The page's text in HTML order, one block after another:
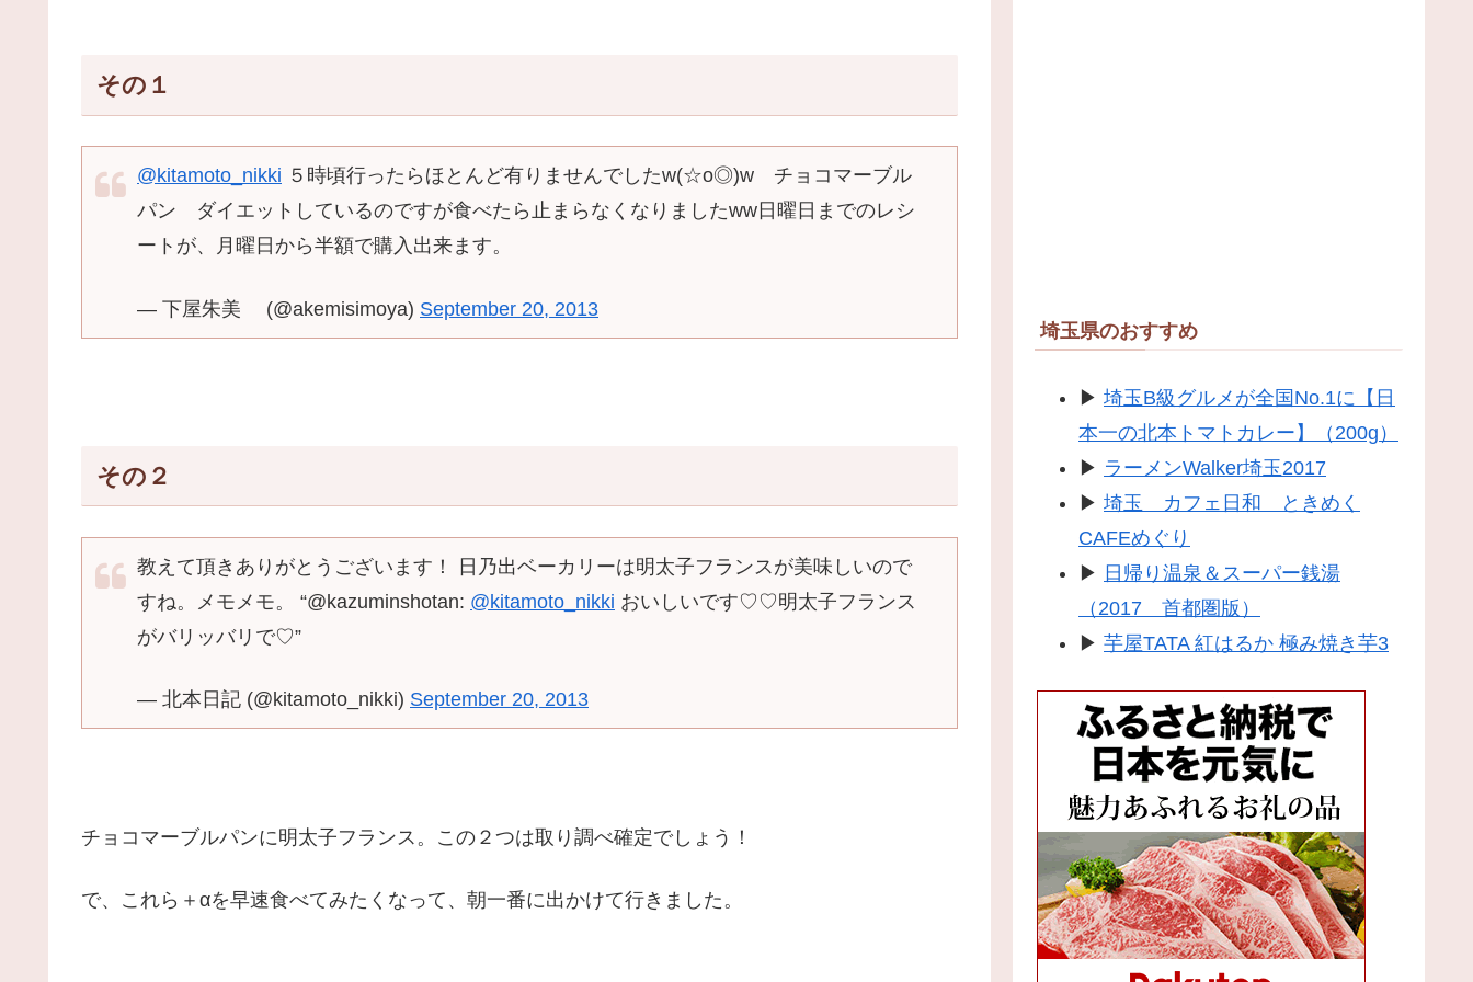
その１
@kitamoto_nikki ５時頃行ったらほとんど有りませんでしたw(☆o◎)w チョコマーブル
パン ダイエットしているのですが食べたら止まらなくなりましたww日曜日までのレシ
ートが、月曜日から半額で購入出来ます。
— 下屋朱美 (@akemisimoya) September 20, 2013
その２
教えて頂きありがとうございます！ 日乃出ベーカリーは明太子フランスが美味しいので
すね。メモメモ。 “@kazuminshotan: @kitamoto_nikki おいしいです♡♡明太子フランス
がバリッバリで♡”
— 北本日記 (@kitamoto_nikki) September 20, 2013
チョコマーブルパンに明太子フランス。この２つは取り調べ確定でしょう！
で、これら＋αを早速食べてみたくなって、朝一番に出かけて行きました。
埼玉県のおすすめ
▶ 埼玉B級グルメが全国No.1に【日
本一の北本トマトカレー】（200g）
▶ ラーメンWalker埼玉2017
▶ 埼玉 カフェ日和 ときめく
CAFEめぐり
▶ 日帰り温泉＆スーパー銭湯
（2017 首都圏版）
▶ 芋屋TATA 紅はるか 極み焼き芋3